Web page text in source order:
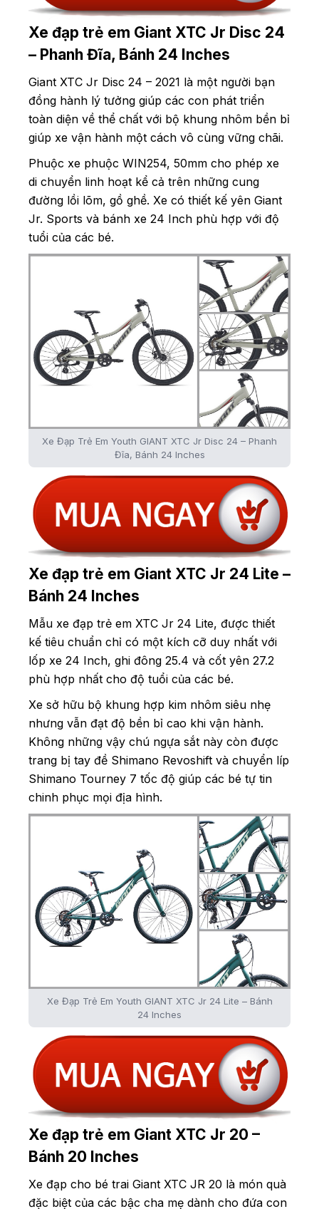
Xe đạp trẻ em Giant XTC Jr Disc 24
– Phanh Đĩa, Bánh 24 Inches
Giant XTC Jr Disc 24 – 2021 là một người bạn
đồng hành lý tưởng giúp các con phát triển
toàn diện về thể chất với bộ khung nhôm bền bỉ
giúp xe vận hành một cách vô cùng vững chãi.
Phuộc xe phuộc WIN254, 50mm cho phép xe
di chuyển linh hoạt kể cả trên những cung
đường lồi lõm, gồ ghề. Xe có thiết kế yên Giant
Jr. Sports và bánh xe 24 Inch phù hợp với độ
tuổi của các bé.
Xe Đạp Trẻ Em Youth GIANT XTC Jr Disc 24 – Phanh
Đĩa, Bánh 24 Inches
Xe đạp trẻ em Giant XTC Jr 24 Lite –
Bánh 24 Inches
Mẫu xe đạp trẻ em XTC Jr 24 Lite, được thiết
kế tiêu chuẩn chỉ có một kích cỡ duy nhất với
lốp xe 24 Inch, ghi đông 25.4 và cốt yên 27.2
phù hợp nhất cho độ tuổi của các bé.
Xe sở hữu bộ khung hợp kim nhôm siêu nhẹ
nhưng vẫn đạt độ bền bỉ cao khi vận hành.
Không những vậy chú ngựa sắt này còn được
trang bị tay đề Shimano Revoshift và chuyển líp
Shimano Tourney 7 tốc độ giúp các bé tự tin
chinh phục mọi địa hình.
Xe Đạp Trẻ Em Youth GIANT XTC Jr 24 Lite – Bánh
24 Inches
Xe đạp trẻ em Giant XTC Jr 20 –
Bánh 20 Inches
Xe đạp cho bé trai Giant XTC JR 20 là món quà
đặc biệt của các bậc cha mẹ dành cho đứa con